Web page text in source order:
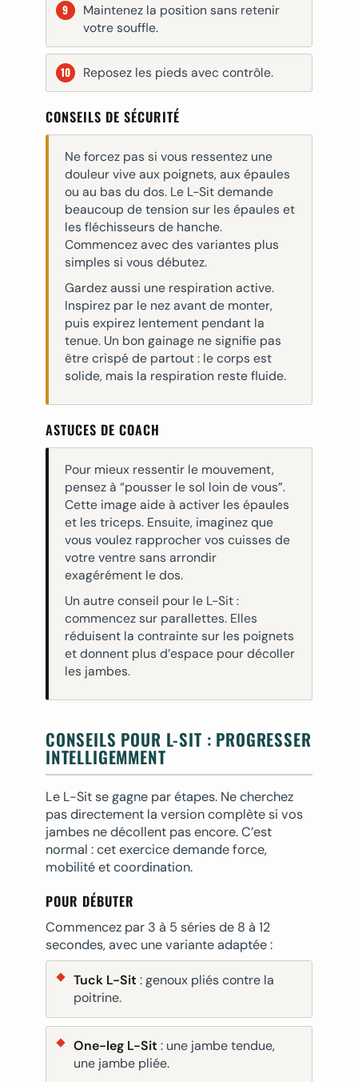
Maintenez la position sans retenir
votre souffle.
Reposez les pieds avec contrôle.
CONSEILS DE SÉCURITÉ
Ne forcez pas si vous ressentez une
douleur vive aux poignets, aux épaules
ou au bas du dos. Le L-Sit demande
beaucoup de tension sur les épaules et
les fléchisseurs de hanche.
Commencez avec des variantes plus
simples si vous débutez.
Gardez aussi une respiration active.
Inspirez par le nez avant de monter,
puis expirez lentement pendant la
tenue. Un bon gainage ne signifie pas
être crispé de partout : le corps est
solide, mais la respiration reste fluide.
ASTUCES DE COACH
Pour mieux ressentir le mouvement,
pensez à “pousser le sol loin de vous”.
Cette image aide à activer les épaules
et les triceps. Ensuite, imaginez que
vous voulez rapprocher vos cuisses de
votre ventre sans arrondir
exagérément le dos.
Un autre conseil pour le L-Sit :
commencez sur parallettes. Elles
réduisent la contrainte sur les poignets
et donnent plus d’espace pour décoller
les jambes.
CONSEILS POUR L-SIT : PROGRESSER
INTELLIGEMMENT
Le L-Sit se gagne par étapes. Ne cherchez
pas directement la version complète si vos
jambes ne décollent pas encore. C’est
normal : cet exercice demande force,
mobilité et coordination.
POUR DÉBUTER
Commencez par 3 à 5 séries de 8 à 12
secondes, avec une variante adaptée :
Tuck L-Sit : genoux pliés contre la
poitrine.
One-leg L-Sit : une jambe tendue,
une jambe pliée.